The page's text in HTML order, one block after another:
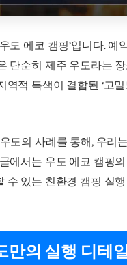
도 에코 캠핑’입니다. 예
단순히 제주 우도라는
적 특색이 결합된 ‘고밀
도의 사례를 통해, 우리
에서는 우도 에코 캠핑
수 있는 친환경 캠핑 실
만의 실행 디테